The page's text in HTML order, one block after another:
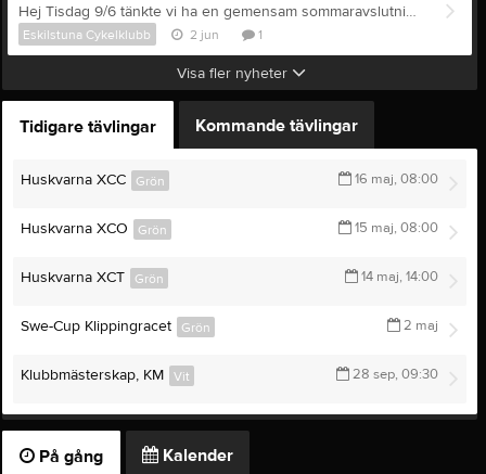
Hej Tisdag 9/6 tänkte vi ha en gemensam sommaravslutning i Odlaren med en träningstävling. Efteråt kommer det finnas hamburgare och dricka till alla barn och ungdomar. Även till vuxna mot en liten peng. Vill man inte tävla kan man komma och hänga i skogen och heja på sina kompisar och sedan äta hamburgare. Se länk för inbjudan och anmälningslänk. (Bra om alla anmäler sig senast söndagen 7/6 så vi kan planera inköp och fördelning av nummer på tävlingen) Inbjudan Vi behöver lite hjälp av er föräldrar med grillning och inköp och mindre betungande uppgifter på tävlingen (sekitariat, tidtagning mm) hör av er till någon tränare, mig (Pierre Turborn) eller info@eskilstunacykelklubb.se
Eskilstuna Cykelklubb 2 jun 1
Visa fler nyheter
Tidigare tävlingar Kommande tävlingar
16 maj, 08:00
Grön
Huskvarna XCC
15 maj, 08:00
Grön
Huskvarna XCO
14 maj, 14:00
Grön
Huskvarna XCT
2 maj
Grön
Swe-Cup Klippingracet
28 sep, 09:30
Vit
Klubbmästerskap, KM
På gång Kalender